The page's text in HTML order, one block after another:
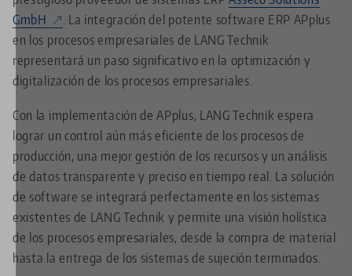
GmbH
. La integración del potente software ERP APplus
en los procesos empresariales de LANG Technik
representará un paso significativo en la optimización y
digitalización de los procesos empresariales.
Con la implementación de APplus, LANG Technik espera
lograr un control aún más eficiente de los procesos de
producción, una mejor gestión de los recursos y un análisis
de datos transparente y preciso en tiempo real. La solución
de software se integrará perfectamente en los sistemas
existentes de LANG Technik y permite una visión holística
de los procesos empresariales, desde la compra de material
hasta la entrega de los sistemas de sujeción terminados.